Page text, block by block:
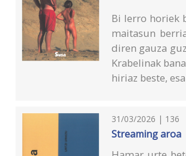
Bi lerro horiek
maitasun
diren gauza
Krabelinak
hiriaz beste,
31/03/2026 | 136
Streaming aroa